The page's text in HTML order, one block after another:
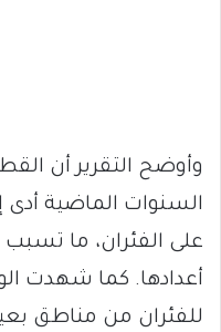
وأوضح التقرير أن
السنوات الماضية أدى
على الفئران، ما
أعدادها. كما شهدت
للفئران من مناطق